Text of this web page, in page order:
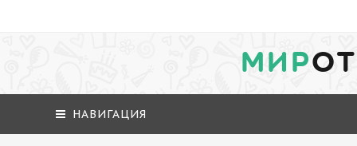
МИР
НАВИГАЦИЯ